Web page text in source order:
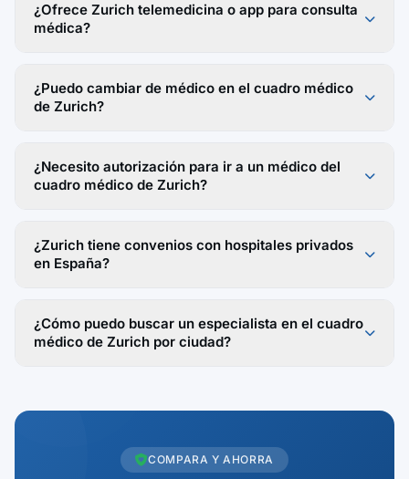
¿Ofrece Zurich telemedicina o app para consulta
médica?
¿Puedo cambiar de médico en el cuadro médico
de Zurich?
¿Necesito autorización para ir a un médico del
cuadro médico de Zurich?
¿Zurich tiene convenios con hospitales privados
en España?
¿Cómo puedo buscar un especialista en el cuadro
médico de Zurich por ciudad?
COMPARA Y AHORRA